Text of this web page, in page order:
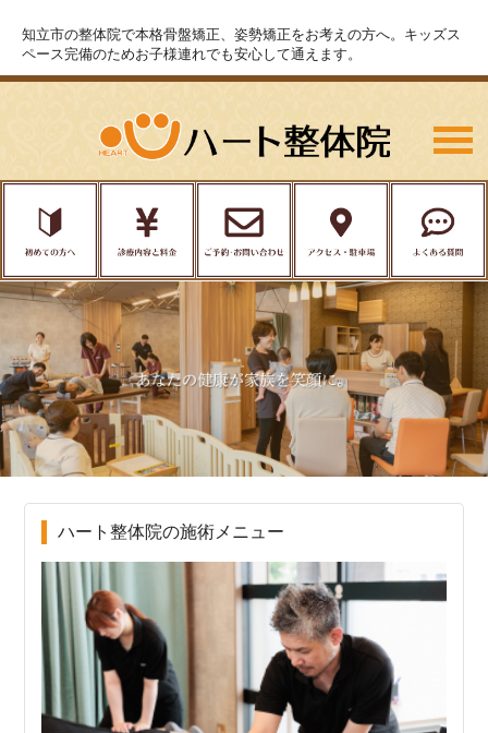
知立市の整体院で本格骨盤矯正、姿勢矯正をお考えの方へ。キッズス
ペース完備のためお子様連れでも安心して通えます。
ハート整体院の施術メニュー